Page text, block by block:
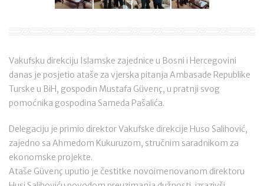
Vakufsku direkciju Islamske zajednice u Bosni i Hercegovini
danas je posjetio ataše za vjerska pitanja Ambasade Republike
Turske u BiH, gospodin Mustafa Güvenç, u pratnji svog
pomoćnika gospodina Sameda Pašalića.
Delegaciju je primio direktor Vakufske direkcije Huso Salihović,
zajedno sa Ahmedom Kukuruzom, stručnim saradnikom za
ekonomske projekte.
Ataše Güvenç uputio je čestitke novoimenovanom direktoru